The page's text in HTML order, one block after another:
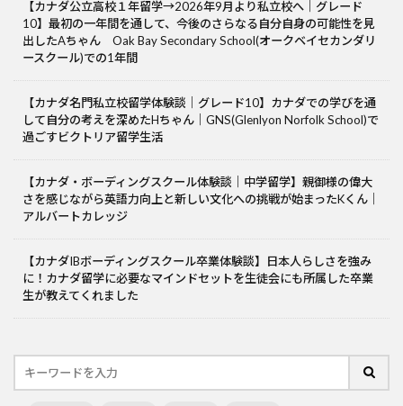
【カナダ公立高校１年留学→2026年9月より私立校へ｜グレード
10】最初の一年間を通して、今後のさらなる自分自身の可能性を見
出したAちゃん Oak Bay Secondary School(オークベイセカンダリ
ースクール)での1年間
【カナダ名門私立校留学体験談｜グレード10】カナダでの学びを通
して自分の考えを深めたHちゃん｜GNS(Glenlyon Norfolk School)で
過ごすビクトリア留学生活
【カナダ・ボーディングスクール体験談｜中学留学】親御様の偉大
さを感じながら英語力向上と新しい文化への挑戦が始まったKくん｜
アルバートカレッジ
【カナダIBボーディングスクール卒業体験談】日本人らしさを強み
に！カナダ留学に必要なマインドセットを生徒会にも所属した卒業
生が教えてくれました